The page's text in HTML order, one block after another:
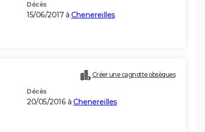
Décès
15/06/2017 à Chenereilles
Créer une cagnotte obsèques
Décès
20/05/2016 à Chenereilles